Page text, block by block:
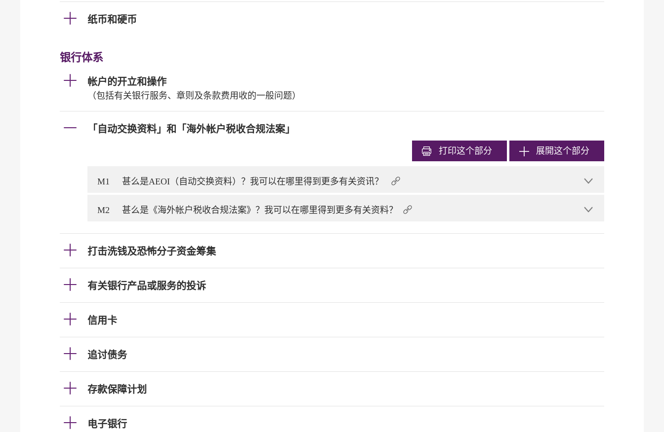
纸币和硬币
银行体系
帐户的开立和操作
（包括有关银行服务、章则及条款费用收的一般问题）
「自动交换资料」和「海外帐户税收合规法案」
打印这个部分 展開这个部分
M1 甚么是AEOI（自动交换资料）？我可以在哪里得到更多有关资讯？
M2 甚么是《海外帐户税收合规法案》？我可以在哪里得到更多有关资料？
打击洗钱及恐怖分子资金筹集
有关银行产品或服务的投诉
信用卡
追讨债务
存款保障计划
电子银行